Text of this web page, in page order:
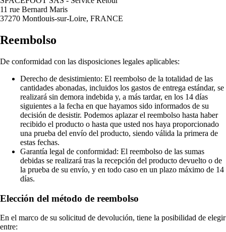
11 rue Bernard Maris
37270 Montlouis-sur-Loire, FRANCE
Reembolso
De conformidad con las disposiciones legales aplicables:
Derecho de desistimiento: El reembolso de la totalidad de las
cantidades abonadas, incluidos los gastos de entrega estándar, se
realizará sin demora indebida y, a más tardar, en los 14 días
siguientes a la fecha en que hayamos sido informados de su
decisión de desistir. Podemos aplazar el reembolso hasta haber
recibido el producto o hasta que usted nos haya proporcionado
una prueba del envío del producto, siendo válida la primera de
estas fechas.
Garantía legal de conformidad: El reembolso de las sumas
debidas se realizará tras la recepción del producto devuelto o de
la prueba de su envío, y en todo caso en un plazo máximo de 14
días.
Elección del método de reembolso
En el marco de su solicitud de devolución, tiene la posibilidad de elegir
entre: